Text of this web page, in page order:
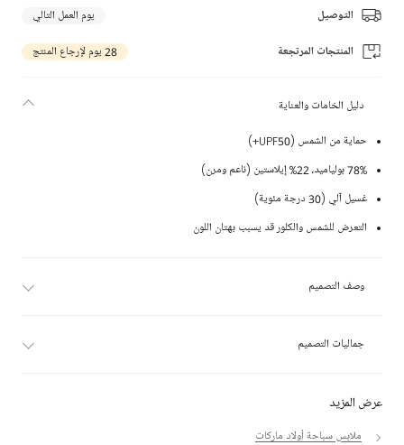
التوصيل يوم العمل التالي
المنتجات المرتجعة 28 يوم لإرجاع المنتج
عرض المزيد
ملابس سباحة أولاد ماركات
دليل الخامات والعناية
حماية من الشمس (UPF50+)
78% بولياميد، 22% إيلاستين (ناعم ومرن)
غسيل آلي (30 درجة مئوية)
التعرض للشمس والكلور قد يسبب بهتان اللون
وصف التصميم
جماليات التصميم